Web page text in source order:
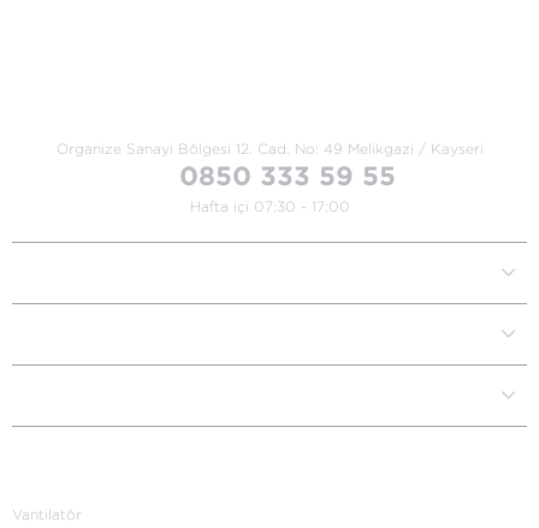
Organize Sanayi Bölgesi 12. Cad. No: 49 Melikgazi / Kayseri
0850 333 59 55
Hafta içi 07:30 - 17:00
Vantilatör